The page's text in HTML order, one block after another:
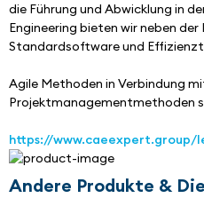
die Führung und Abwicklung in
Engineering bieten wir neben
Standardsoftware und
Agile Methoden in Verbindung
Projektmanagementmethoden
https://
Andere Produkte &